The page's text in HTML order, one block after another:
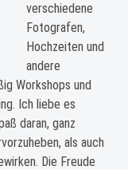
verschiedene
Fotografen,
Hochzeiten und
andere
Workshops und
Ich liebe es
daran, ganz
als auch
Die Freude